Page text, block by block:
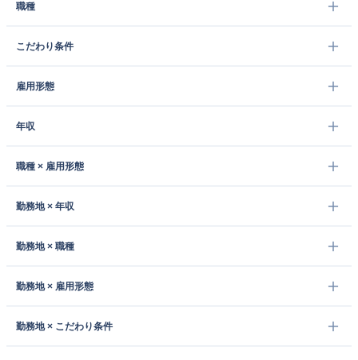
職種
こだわり条件
雇用形態
年収
職種 × 雇用形態
勤務地 × 年収
勤務地 × 職種
勤務地 × 雇用形態
勤務地 × こだわり条件